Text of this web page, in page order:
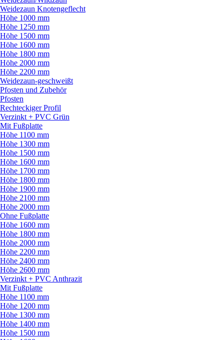
Weidezaun Knotengeflecht
Höhe 1000 mm
Höhe 1250 mm
Höhe 1500 mm
Höhe 1600 mm
Höhe 1800 mm
Höhe 2000 mm
Höhe 2200 mm
Weidezaun-geschweißt
Pfosten und Zubehör
Pfosten
Rechteckiger Profil
Verzinkt + PVC Grün
Mit Fußplatte
Höhe 1100 mm
Höhe 1300 mm
Höhe 1500 mm
Höhe 1600 mm
Höhe 1700 mm
Höhe 1800 mm
Höhe 1900 mm
Höhe 2100 mm
Höhe 2000 mm
Ohne Fußplatte
Höhe 1600 mm
Höhe 1800 mm
Höhe 2000 mm
Höhe 2200 mm
Höhe 2400 mm
Höhe 2600 mm
Verzinkt + PVC Anthrazit
Mit Fußplatte
Höhe 1100 mm
Höhe 1200 mm
Höhe 1300 mm
Höhe 1400 mm
Höhe 1500 mm